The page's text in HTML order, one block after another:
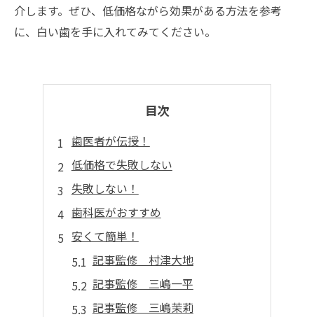
介します。ぜひ、低価格ながら効果がある方法を参考
に、白い歯を手に入れてみてください。
目次
歯医者が伝授！
低価格で失敗しない
失敗しない！
歯科医がおすすめ
安くて簡単！
記事監修 村津大地
記事監修 三嶋一平
記事監修 三嶋茉莉